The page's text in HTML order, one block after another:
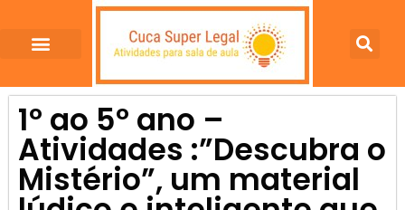
1º ao 5º ano –
Atividades :”Descubra o
Mistério”, um material